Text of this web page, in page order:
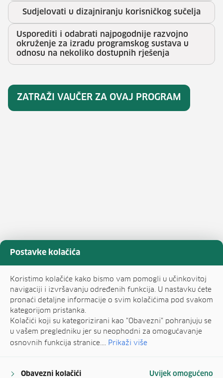
Postavke kolačića
Koristimo kolačiće kako bismo vam pomogli u učinkovitoj
navigaciji i izvršavanju određenih funkcija. U nastavku ćete
pronaći detaljne informacije o svim kolačićima pod svakom
kategorijom pristanka.
Kolačići koji su kategorizirani kao "Obavezni" pohranjuju se
u vašem pregledniku jer su neophodni za omogućavanje
osnovnih funkcija stranice.... Prikaži više
Obavezni kolačići Uvijek omogućeno
Sudjelovati u dizajniranju korisničkog sučelja
Usporediti i odabrati najpogodnije razvojno
okruženje za izradu programskog sustava u
odnosu na nekoliko dostupnih rješenja
ZATRAŽI VAUČER ZA OVAJ PROGRAM